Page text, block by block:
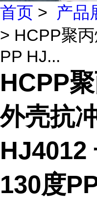
首页 > 产品
> HCPP聚
PP HJ...
HCPP
外壳抗
HJ4012
130度